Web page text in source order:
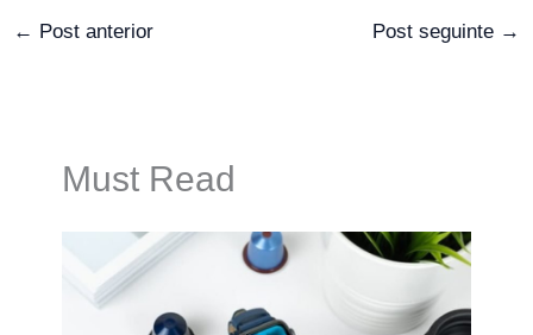
← Post anterior Post seguinte →
Must Read